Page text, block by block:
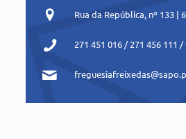
Rua da República, nº 133 |
271 451 016 / 271 456 111 /